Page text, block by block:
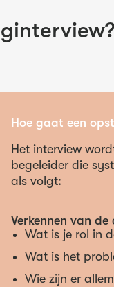
Hoe gaat een
Het interview
begeleider die
als volgt:
Verkennen van de
Wat is je rol in
Wat is het
Wie zijn er